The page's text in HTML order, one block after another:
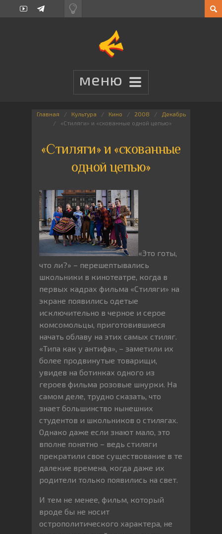
Главная Культура Кино 2008
Декабрь
«Стиляги» и «скованные одной цепью»
«Стиляги» и «скованные
одной цепью»
«Это готы,
что ли?» – перешептывались
школьники в кинотеатре, когда в
первых кадрах фильма «Стиляги» на
экране появились одетые
исключительно в черное и серое
комсомольцы, приготовившиеся
начать облаву на этих самых стиляг.
«Типа как у антифа», – заметили их
более продвинутые товарищи,
увидев на ботинках одного из
героев фильма розовые шнурки. На
самом деле, трудно сказать, что
знает большинство нынешних
студентов и школьников о стилягах.
Однако даже если знают мало, это
вполне понятно – ведь стиляги
прекратили свое существование в те
далекие времена, когда даже их
родители только появились на свет.
И тем не менее, фильм, который
вроде бы не носит
острополитического характера, не